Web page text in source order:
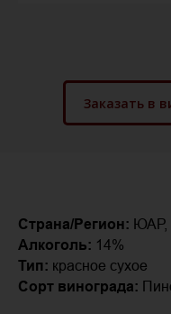
Заказать в
Страна/Регион: ЮАР,
Алкоголь: 14%
Тип: красное сухое
Сорт винограда: